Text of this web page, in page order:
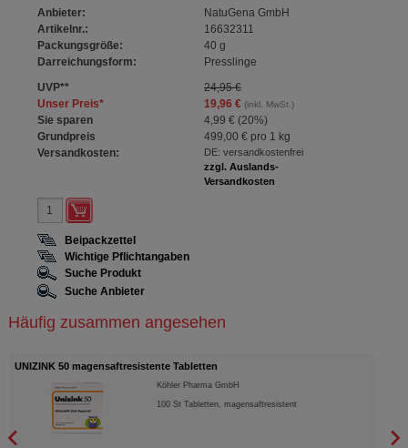
Anbieter:
NatuGena GmbH
Artikelnr.:
16632311
Packungsgröße:
40 g
Darreichungsform:
Presslinge
UVP**
24,95 €
Unser Preis* 19,96 €(inkl. MwSt.)
Sie sparen 4,99 € (20%)
Grundpreis
499,00 €pro 1 kg
Versandkosten:
DE: versandkostenfrei
zzgl. Auslands-
Versandkosten
Beipackzettel
Wichtige Pflichtangaben
Suche Produkt
Suche Anbieter
Häufig zusammen angesehen
UNIZINK 50 magensaftresistente Tabletten
Köhler Pharma GmbH
100St Tabletten, magensaftresistent